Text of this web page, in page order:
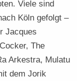
Viele sind
Köln gefolgt –
Jacques
The
Arkestra, Mulatu
dem Jorik